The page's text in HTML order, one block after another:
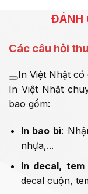
ĐÁNH
Các câu hỏi
In Việt Nhật có
In Việt Nhật
bao gồm:
In bao bì:
nhựa,...
In decal, tem
decal cuộn,